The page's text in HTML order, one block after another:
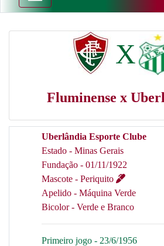
X
Fluminense x
Uberlândia Esporte Clube
Estado - Minas Gerais
Fundação - 01/11/1922
Mascote - Periquito
Apelido - Máquina Verde
Bicolor - Verde e Branco
Primeiro jogo - 23/6/1956